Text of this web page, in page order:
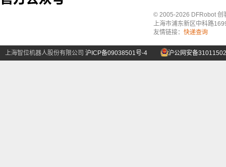
© 2005-2026 DFRobot 创
上海市浦东新区中科路
友情链接： 快递查询
上海智位机器人股份有限公司 沪ICP备09038501号-4 沪公网安备